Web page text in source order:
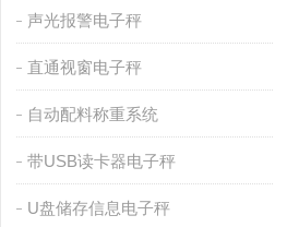
声光报警电子秤
直通视窗电子秤
自动配料称重系统
带USB读卡器电子秤
U盘储存信息电子秤